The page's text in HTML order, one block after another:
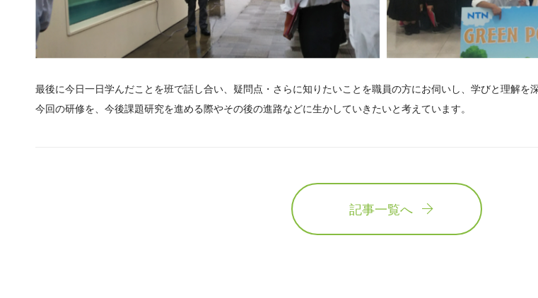
最後に今日一日学んだことを班で話し合い、疑問点・さらに知りたいことを職員の方にお伺いし、学びと理解を
今回の研修を、今後課題研究を進める際やその後の進路などに生かしていきたいと考えています。
記事一覧へ